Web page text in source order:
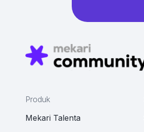
Produk
Mekari Talenta